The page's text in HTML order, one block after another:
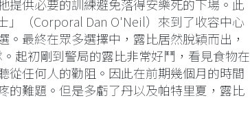
提供必要的訓練避免落得安樂死的下場。此
（Corporal Dan O'Neil）來到了收容中心
。最終在眾多選擇中，露比居然脫穎而出，
起初剛到警局的露比非常好鬥，看見食物在
從任何人的勸阻。因此在前期幾個月的時間
的難題。但是多虧了丹以及帕特里夏，露比